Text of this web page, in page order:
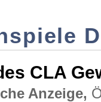
CLA
Anzeige,